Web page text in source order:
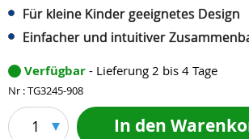
Für kleine Kinder geeignetes Design
Einfacher und intuitiver
Verfügbar - Lieferung 2 bis 4 Tage
Nr : TG3245-908
1 In den